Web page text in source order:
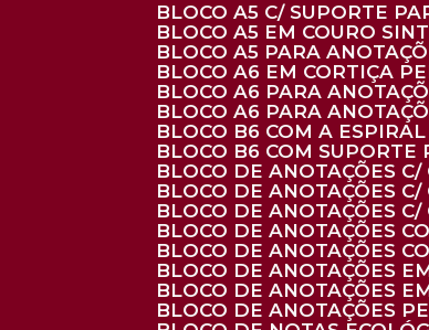
BLOCO A5 C/ SUPORTE
BLOCO A5 EM COURO
BLOCO A5 PARA
BLOCO A6 EM CORTIÇA
BLOCO A6 PARA
BLOCO A6 PARA
BLOCO B6 COM A
BLOCO B6 COM
BLOCO DE ANOTAÇÕES
BLOCO DE ANOTAÇÕES
BLOCO DE ANOTAÇÕES
BLOCO DE ANOTAÇÕES
BLOCO DE ANOTAÇÕES
BLOCO DE ANOTAÇÕES
BLOCO DE ANOTAÇÕES
BLOCO DE ANOTAÇÕES